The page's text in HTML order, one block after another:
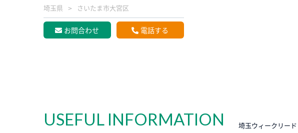
埼玉県 さいたま市大宮区
お問合わせ 電話する
USEFUL INFORMATION 埼玉ウィークリー